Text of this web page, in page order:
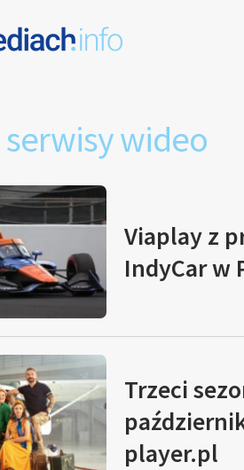
serwisy wideo
Viaplay z
IndyCar w
Trzeci
player.pl